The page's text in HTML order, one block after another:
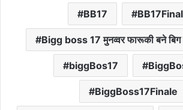
BB17
Bigg boss 17 मुनव्वर फारूकी बने बिग
biggBos17
BiggBoss17Finale